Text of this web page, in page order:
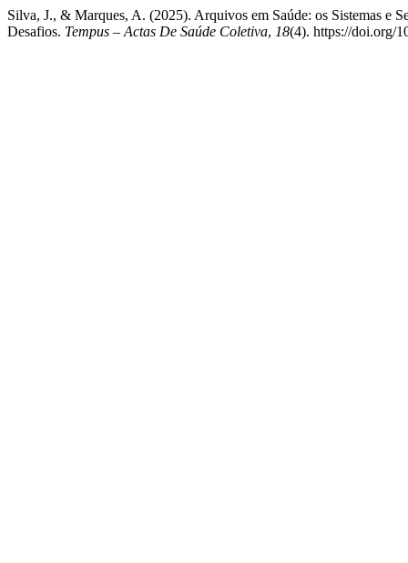
Silva, J., & Marques, A. (2025). Arquivos em Saúde: os Sistemas e
Desafios. Tempus – Actas De Saúde Coletiva, 18(4). https://doi.org/